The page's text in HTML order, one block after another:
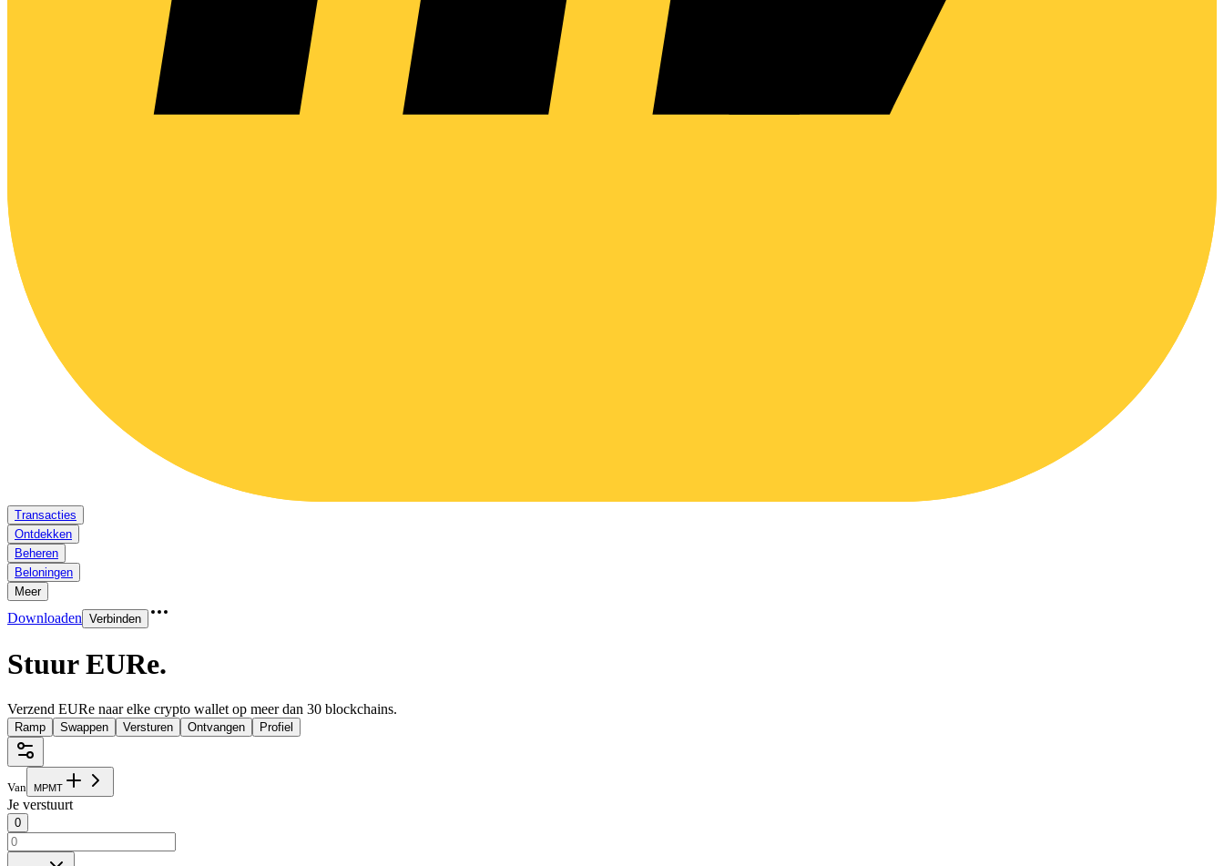
Transacties
Ontdekken
Beheren
Beloningen
Meer
Downloaden Verbinden
Stuur EURe.
Verzend EURe naar elke crypto wallet op meer dan 30 blockchains.
Ramp Swappen Versturen Ontvangen Profiel
Van MPMT
Je verstuurt
0